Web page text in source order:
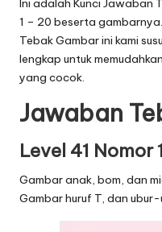
Ini adalah Kunci Jawaban
1 – 20 beserta
Tebak Gambar ini kami
lengkap untuk
yang cocok.
Jawaban
Level 41 Nomor 1
Gambar anak, bom, dan
Gambar huruf T, dan ubur-